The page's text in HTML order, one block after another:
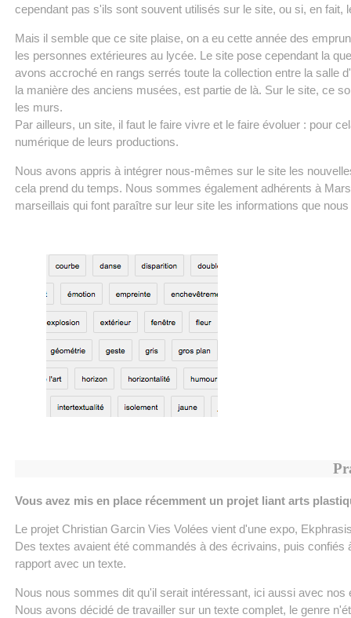
cependant pas s'ils sont souvent utilisés sur le site, ou si, en
Mais il semble que ce site plaise, on a eu cette année des
les personnes extérieures au lycée. Le site pose cependant la
avons accroché en rangs serrés toute la collection entre la salle
la manière des anciens musées, est partie de là. Sur le site, ce
les murs.
Par ailleurs, un site, il faut le faire vivre et le faire évoluer : pour
numérique de leurs productions.
Nous avons appris à intégrer nous-mêmes sur le site les
cela prend du temps. Nous sommes également adhérents à
marseillais qui font paraître sur leur site les informations que
Vous avez mis en place récemment un projet liant arts
Le projet Christian Garcin Vies Volées vient d'une expo,
Des textes avaient été commandés à des écrivains, puis
rapport avec un texte.
Nous nous sommes dit qu'il serait intéressant, ici aussi avec
Nous avons décidé de travailler sur un texte complet, le genre